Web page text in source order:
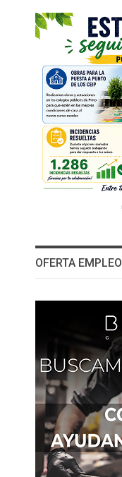
OFERTA EMPLEO